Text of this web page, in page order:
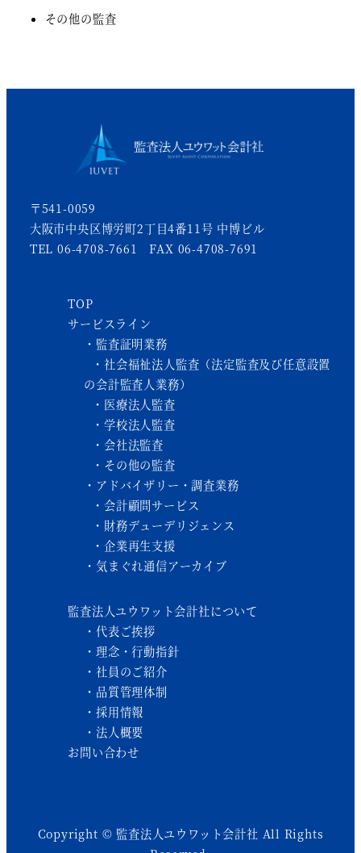
その他の監査
〒541-0059
大阪市中央区博労町2丁目4番11号 中博ビル
TEL 06-4708-7661 FAX 06-4708-7691
TOP
サービスライン
監査証明業務
社会福祉法人監査（法定監査及び任意設置
の会計監査人業務）
医療法人監査
学校法人監査
会社法監査
その他の監査
アドバイザリー・調査業務
会計顧問サービス
財務デューデリジェンス
企業再生支援
気まぐれ通信アーカイブ
監査法人ユウワット会計社について
代表ご挨拶
理念・行動指針
社員のご紹介
品質管理体制
採用情報
法人概要
お問い合わせ
Copyright © 監査法人ユウワット会計社 All Rights